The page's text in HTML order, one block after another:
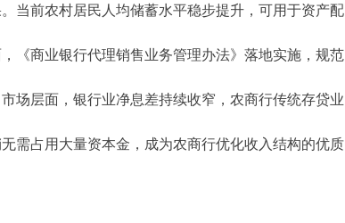
当前农村居民人均储蓄水平稳步提升，可用于资产配
《商业银行代理销售业务管理办法》落地实施，规范
场层面，银行业净息差持续收窄，农商行传统存贷业
需占用大量资本金，成为农商行优化收入结构的优质